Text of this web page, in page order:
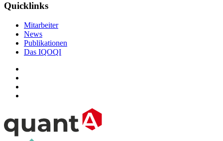
Quicklinks
Mitarbeiter
News
Publikationen
Das IQOQI